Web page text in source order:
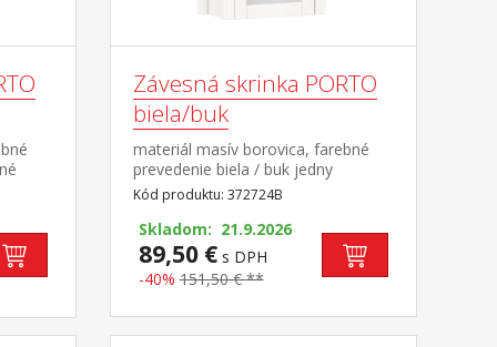
Závesná skrinka PORTO
biela/buk
materiál masív borovica, farebné
prevedenie biela / buk jedny
presklené dvierka, za nimi jedna
polica maximálne nosnosti uvedené
v návode na montáž súčasť zostavy
PORTO biela/buk
Kód produktu: 372724B
Skladom: 21.9.2026
89,50 €s DPH
-40% 151,50 € **